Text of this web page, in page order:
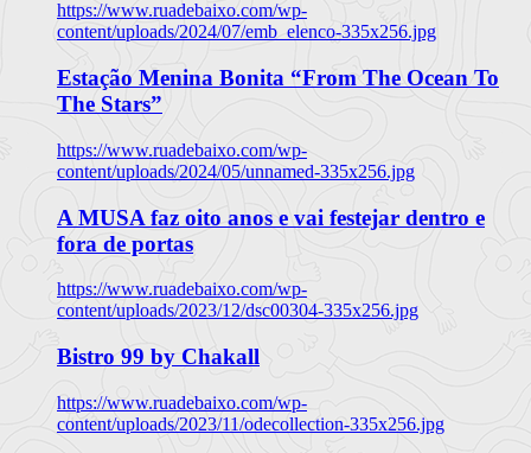
https://www.ruadebaixo.com/wp-
content/uploads/2024/07/emb_elenco-335x256.jpg
Estação Menina Bonita “From The Ocean To
The Stars”
https://www.ruadebaixo.com/wp-
content/uploads/2024/05/unnamed-335x256.jpg
A MUSA faz oito anos e vai festejar dentro e
fora de portas
https://www.ruadebaixo.com/wp-
content/uploads/2023/12/dsc00304-335x256.jpg
Bistro 99 by Chakall
https://www.ruadebaixo.com/wp-
content/uploads/2023/11/odecollection-335x256.jpg